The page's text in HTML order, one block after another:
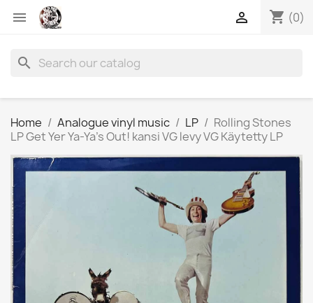
 shopping_cart (0)

search
Home Analogue vinyl music LP
Rolling Stones
LP Get Yer Ya-Ya's Out! kansi VG levy VG Käytetty LP